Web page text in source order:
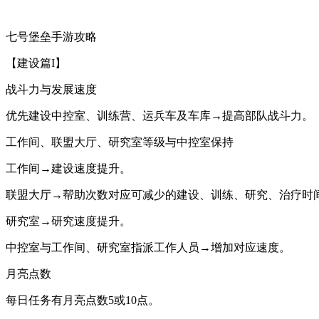
七号堡垒手游攻略
【建设篇I】
战斗力与发展速度
优先建设中控室、训练营、运兵车及车库→提高部队战斗力。
工作间、联盟大厅、研究室等级与中控室保持
工作间→建设速度提升。
联盟大厅→帮助次数对应可减少的建设、训练、研究、治疗时
研究室→研究速度提升。
中控室与工作间、研究室指派工作人员→增加对应速度。
月亮点数
每日任务有月亮点数5或10点。